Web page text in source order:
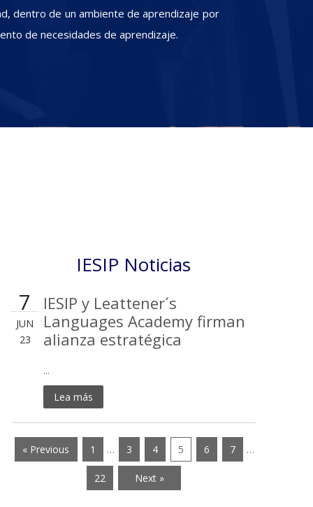
dentro de un ambiente de aprendizaje por
de necesidades de aprendizaje.
IESIP Noticias
7
JUN
23
IESIP y Leattener´s
Languages Academy firman
alianza estratégica
...
Lea más
« Previous 1 … 3 4 5 6 7 …
22 Next »